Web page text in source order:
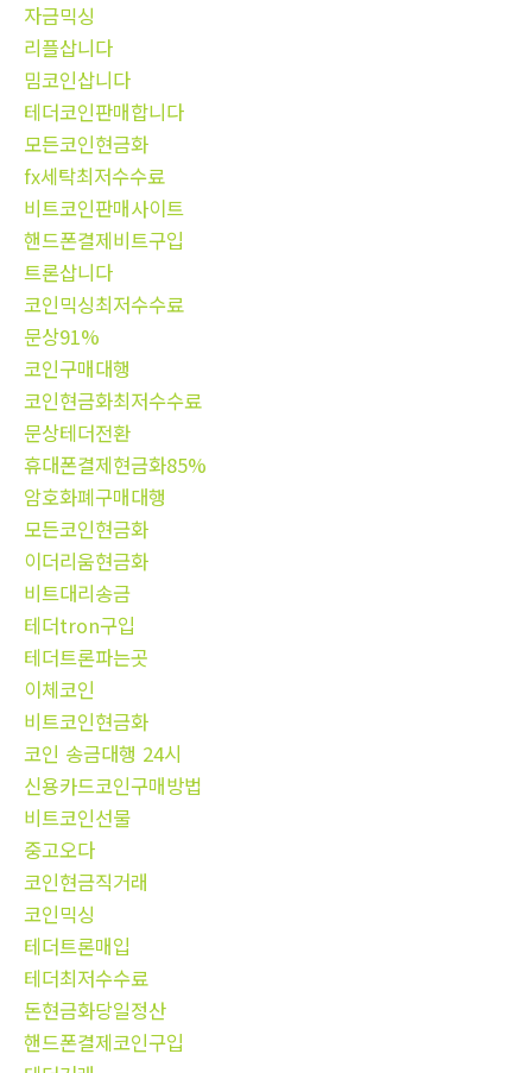
자금믹싱
리플삽니다
밈코인삽니다
테더코인판매합니다
모든코인현금화
fx세탁최저수수료
비트코인판매사이트
핸드폰결제비트구입
트론삽니다
코인믹싱최저수수료
문상91%
코인구매대행
코인현금화최저수수료
문상테더전환
휴대폰결제현금화85%
암호화폐구매대행
모든코인현금화
이더리움현금화
비트대리송금
테더tron구입
테더트론파는곳
이체코인
비트코인현금화
코인 송금대행 24시
신용카드코인구매방법
비트코인선물
중고오다
코인현금직거래
코인믹싱
테더트론매입
테더최저수수료
돈현금화당일정산
핸드폰결제코인구입